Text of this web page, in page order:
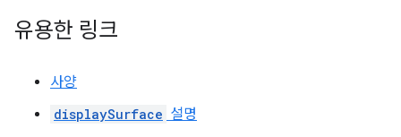
유용한 링크
사양
displaySurface 설명